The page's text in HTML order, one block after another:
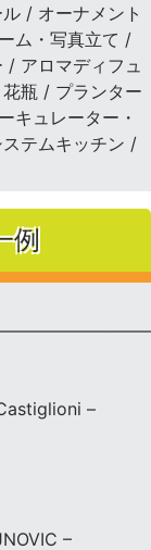
/ オーナメント
ム・写真立て /
/ アロマディフュ
瓶 / プランター
キュレーター・
テムキッチン /
例
–
–